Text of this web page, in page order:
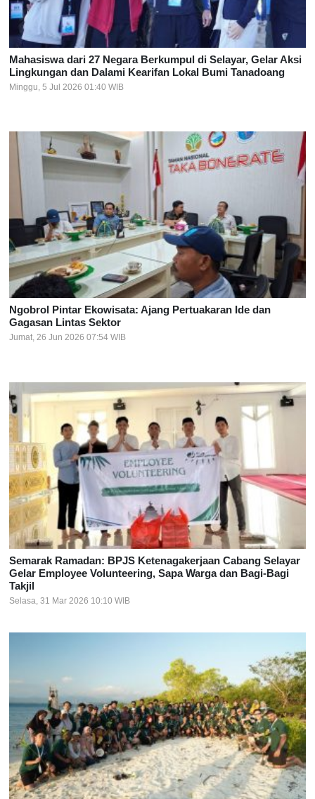
Mahasiswa dari 27 Negara Berkumpul di Selayar, Gelar Aksi
Lingkungan dan Dalami Kearifan Lokal Bumi Tanadoang
Minggu, 5 Jul 2026 01:40 WIB
Ngobrol Pintar Ekowisata: Ajang Pertuakaran Ide dan
Gagasan Lintas Sektor
Jumat, 26 Jun 2026 07:54 WIB
Semarak Ramadan: BPJS Ketenagakerjaan Cabang Selayar
Gelar Employee Volunteering, Sapa Warga dan Bagi-Bagi
Takjil
Selasa, 31 Mar 2026 10:10 WIB